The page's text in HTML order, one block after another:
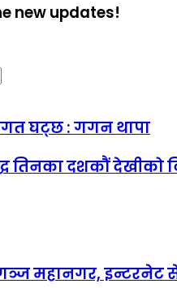
new updates!
घट्छ : गगन थापा
तिनका दशकौं देखीको
महानगर,